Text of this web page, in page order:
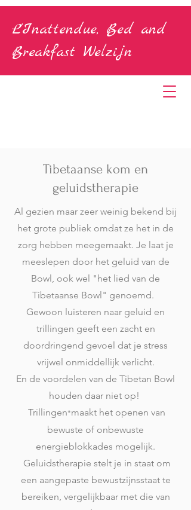
L'Inattendue, Bed and
Breakfast Welzijn
Tibetaanse kom en
geluidstherapie
Al gezien maar zeer weinig bekend bij
het grote publiek omdat ze het in de
zorg hebben meegemaakt. Je laat je
meeslepen door het geluid van de
Bowl, ook wel "het lied van de
Tibetaanse Bowl" genoemd.
Gewoon luisteren naar geluid en
trillingen geeft een zacht en
doordringend gevoel dat je stress
vrijwel onmiddellijk verlicht.
En de voordelen van de Tibetan Bowl
houden daar niet op!
Trillingen*maakt het openen van
bewuste of onbewuste
energieblokkades mogelijk.
Geluidstherapie stelt je in staat om
een aangepaste bewustzijnsstaat te
bereiken, vergelijkbaar met die van